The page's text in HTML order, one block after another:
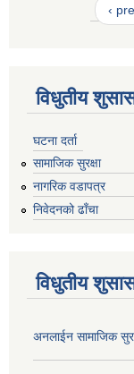
‹
विधुतीय
घटना दर्ता
सामाजिक सुरक्षा
नागरिक वडापत्र
निवेदनको ढाँचा
विधुतीय
अनलाईन सामाजिक